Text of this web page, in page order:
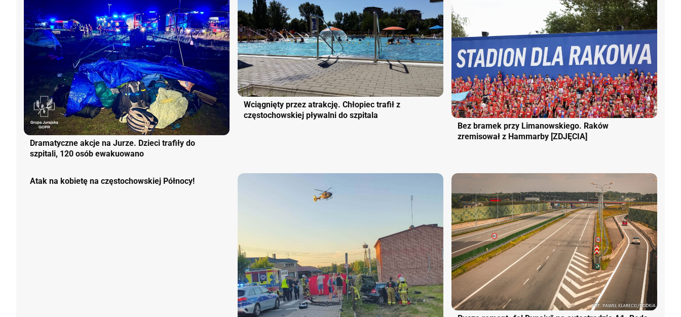
Dramatyczne akcje na Jurze. Dzieci trafiły do
szpitali, 120 osób ewakuowano
Wciągnięty przez atrakcję. Chłopiec trafił z
częstochowskiej pływalni do szpitala
Bez bramek przy Limanowskiego. Raków
zremisował z Hammarby [ZDJĘCIA]
Atak na kobietę na częstochowskiej Północy!